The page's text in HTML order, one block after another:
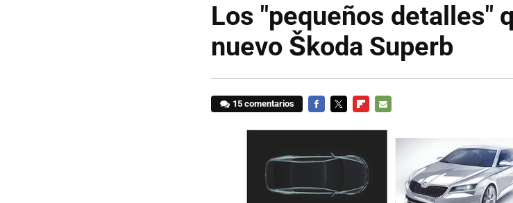
Los "pequeños detalles"
nuevo Škoda Superb
15 comentarios
MAIL